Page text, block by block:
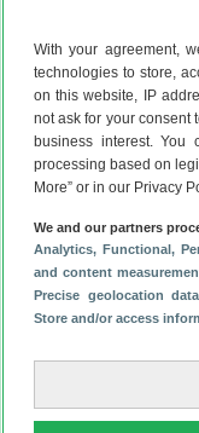
With your agreement,
technologies to store,
on this website, IP
not ask for your consent
business interest. You
processing based on
More” or in our Privacy
We and our partners
Analytics, Functional,
and content
Precise geolocation
Store and/or access
Heeft dit artikel je